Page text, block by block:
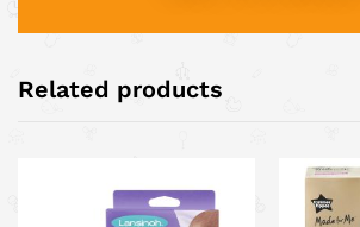
Related products